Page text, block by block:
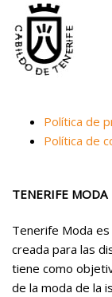
Política de
Política de
TENERIFE MODA
Tenerife Moda
creada para las
tiene como
de la moda de la